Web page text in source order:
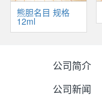
熊胆名目 规格
12ml
公司简介
公司新闻